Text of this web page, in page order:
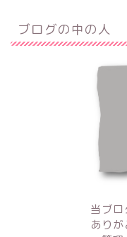
ブログの中の人
当ブ
あり